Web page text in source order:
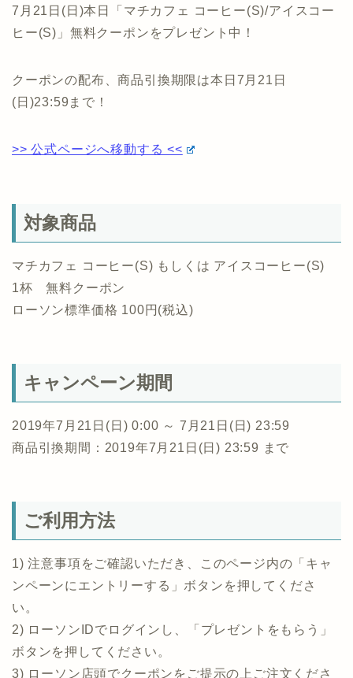
7月21日(日)本日「マチカフェ コーヒー(S)/アイスコー
ヒー(S)」無料クーポンをプレゼント中！
クーポンの配布、商品引換期限は本日7月21日
(日)23:59まで！
>> 公式ページへ移動する <<
対象商品
マチカフェ コーヒー(S) もしくは アイスコーヒー(S)
1杯 無料クーポン
ローソン標準価格 100円(税込)
キャンペーン期間
2019年7月21日(日) 0:00 ～ 7月21日(日) 23:59
商品引換期間：2019年7月21日(日) 23:59 まで
ご利用方法
1) 注意事項をご確認いただき、このページ内の「キャ
ンペーンにエントリーする」ボタンを押してくださ
い。
2) ローソンIDでログインし、「プレゼントをもらう」
ボタンを押してください。
3) ローソン店頭でクーポンをご提示の上ご注文くださ